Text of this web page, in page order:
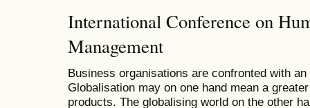
International Conference on
Management
Business organisations are confronted with
Globalisation may on one hand mean a
products. The globalising world on the other